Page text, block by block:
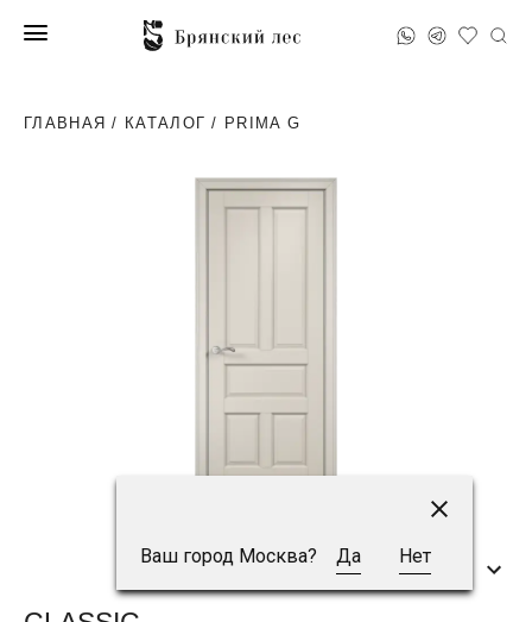
Ваш город Москва? Да Нет
ГЛАВНАЯ / КАТАЛОГ / PRIMA G